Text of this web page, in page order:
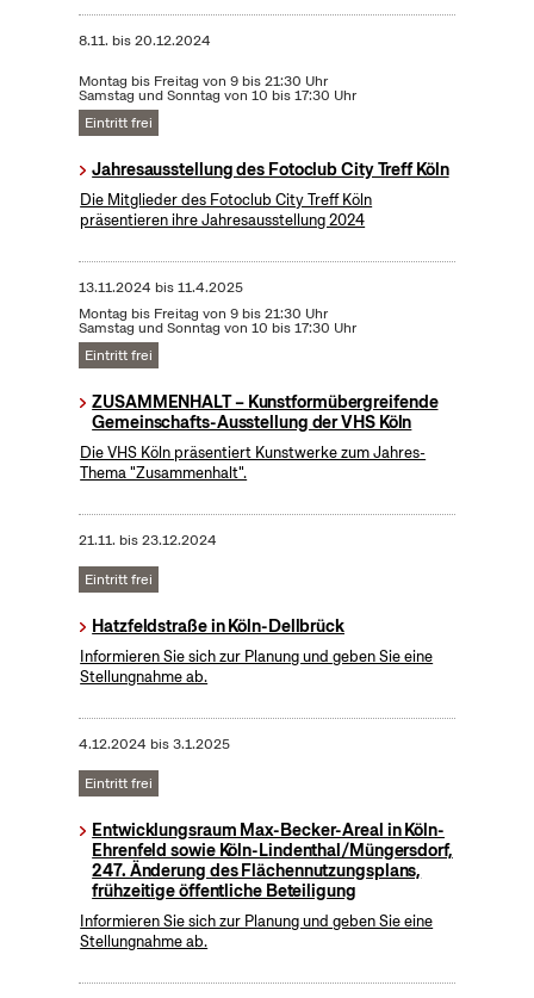
8.11. bis20.12.2024
Montag bis Freitag von 9 bis 21:30 Uhr
Samstag und Sonntag von 10 bis 17:30 Uhr
Eintritt frei
Jahresausstellung des Fotoclub City Treff Köln
Die Mitglieder des Fotoclub City Treff Köln
präsentieren ihre Jahresausstellung 2024
13.11.2024 bis11.4.2025
Montag bis Freitag von 9 bis 21:30 Uhr
Samstag und Sonntag von 10 bis 17:30 Uhr
Eintritt frei
ZUSAMMENHALT – Kunstformübergreifende
Gemeinschafts-Ausstellung der VHS Köln
Die VHS Köln präsentiert Kunstwerke zum Jahres-
Thema "Zusammenhalt".
21.11. bis23.12.2024
Eintritt frei
Hatzfeldstraße in Köln-Dellbrück
Informieren Sie sich zur Planung und geben Sie eine
Stellungnahme ab.
4.12.2024 bis3.1.2025
Eintritt frei
Entwicklungsraum Max-Becker-Areal in Köln-
Ehrenfeld sowie Köln-Lindenthal/Müngersdorf,
247. Änderung des Flächennutzungsplans,
frühzeitige öffentliche Beteiligung
Informieren Sie sich zur Planung und geben Sie eine
Stellungnahme ab.